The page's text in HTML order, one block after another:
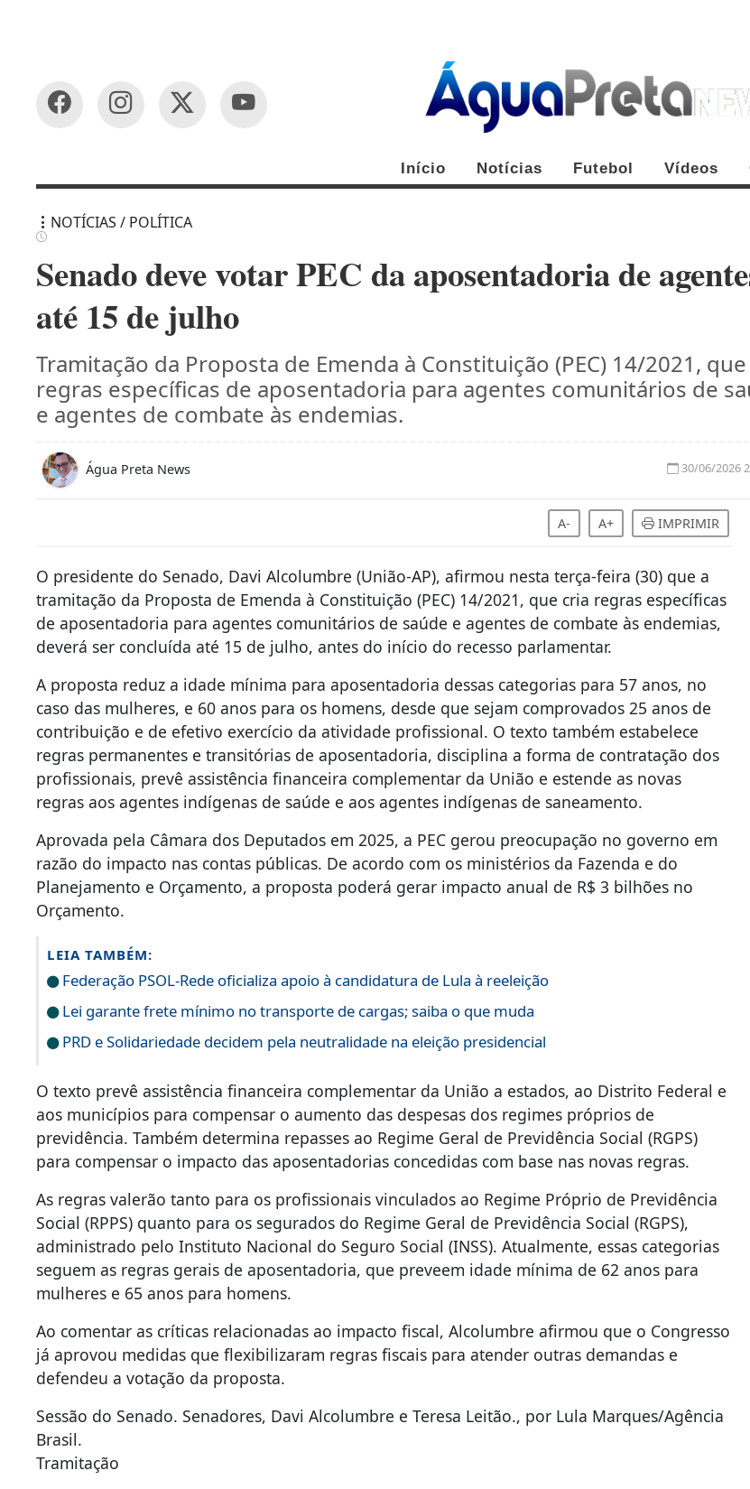
Início Notícias Futebol Vídeos
NOTÍCIAS / POLÍTICA
Senado deve votar PEC da aposentadoria de
até 15 de julho
Tramitação da Proposta de Emenda à Constituição (PEC) 14/2021,
regras específicas de aposentadoria para agentes comunitários de
e agentes de combate às endemias.
Água Preta News 30/06/2026
A- A+ IMPRIMIR
O presidente do Senado, Davi Alcolumbre (União-AP), afirmou nesta terça-feira (30) que a
tramitação da Proposta de Emenda à Constituição (PEC) 14/2021, que cria regras específicas
de aposentadoria para agentes comunitários de saúde e agentes de combate às endemias,
deverá ser concluída até 15 de julho, antes do início do recesso parlamentar.
A proposta reduz a idade mínima para aposentadoria dessas categorias para 57 anos, no
caso das mulheres, e 60 anos para os homens, desde que sejam comprovados 25 anos de
contribuição e de efetivo exercício da atividade profissional. O texto também estabelece
regras permanentes e transitórias de aposentadoria, disciplina a forma de contratação dos
profissionais, prevê assistência financeira complementar da União e estende as novas
regras aos agentes indígenas de saúde e aos agentes indígenas de saneamento.
Aprovada pela Câmara dos Deputados em 2025, a PEC gerou preocupação no governo em
razão do impacto nas contas públicas. De acordo com os ministérios da Fazenda e do
Planejamento e Orçamento, a proposta poderá gerar impacto anual de R$ 3 bilhões no
Orçamento.
LEIA TAMBÉM:
Federação PSOL-Rede oficializa apoio à candidatura de Lula à reeleição
Lei garante frete mínimo no transporte de cargas; saiba o que muda
PRD e Solidariedade decidem pela neutralidade na eleição presidencial
O texto prevê assistência financeira complementar da União a estados, ao Distrito Federal e
aos municípios para compensar o aumento das despesas dos regimes próprios de
previdência. Também determina repasses ao Regime Geral de Previdência Social (RGPS)
para compensar o impacto das aposentadorias concedidas com base nas novas regras.
As regras valerão tanto para os profissionais vinculados ao Regime Próprio de Previdência
Social (RPPS) quanto para os segurados do Regime Geral de Previdência Social (RGPS),
administrado pelo Instituto Nacional do Seguro Social (INSS). Atualmente, essas categorias
seguem as regras gerais de aposentadoria, que preveem idade mínima de 62 anos para
mulheres e 65 anos para homens.
Ao comentar as críticas relacionadas ao impacto fiscal, Alcolumbre afirmou que o Congresso
já aprovou medidas que flexibilizaram regras fiscais para atender outras demandas e
defendeu a votação da proposta.
Sessão do Senado. Senadores, Davi Alcolumbre e Teresa Leitão., por Lula Marques/Agência
Brasil.
Tramitação